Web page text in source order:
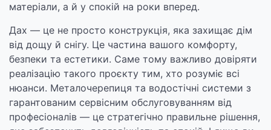
матеріали, а й у спокій на роки вперед.
Дах — це не просто конструкція, яка захищає дім
від дощу й снігу. Це частина вашого комфорту,
безпеки та естетики. Саме тому важливо довіряти
реалізацію такого проєкту тим, хто розуміє всі
нюанси. Металочерепиця та водостічні системи з
гарантованим сервісним обслуговуванням від
професіоналів — це стратегічно правильне рішення,